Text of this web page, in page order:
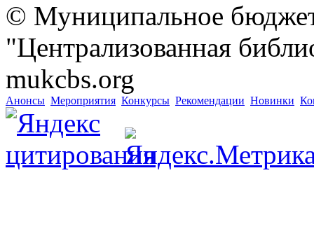
© Муниципальное
"Централизованная
mukcbs.org
Анонсы Мероприятия Конкурсы Рекомендации Новинки